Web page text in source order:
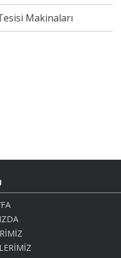
Makinaları